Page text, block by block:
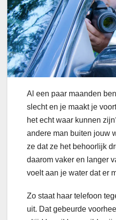
Al een paar maanden
slecht en je maakt je
het echt waar kunnen
andere man buiten jouw
ze dat ze het behoorlijk
daarom vaker en langer
voelt aan je water dat er
Zo staat haar telefoon
uit. Dat gebeurde